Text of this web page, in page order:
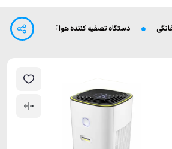
دستگاه تصفیه کننده هوا کارچر مدل AF 20